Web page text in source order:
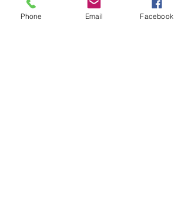
#4 O grande irmão está te
Phone Email Facebook